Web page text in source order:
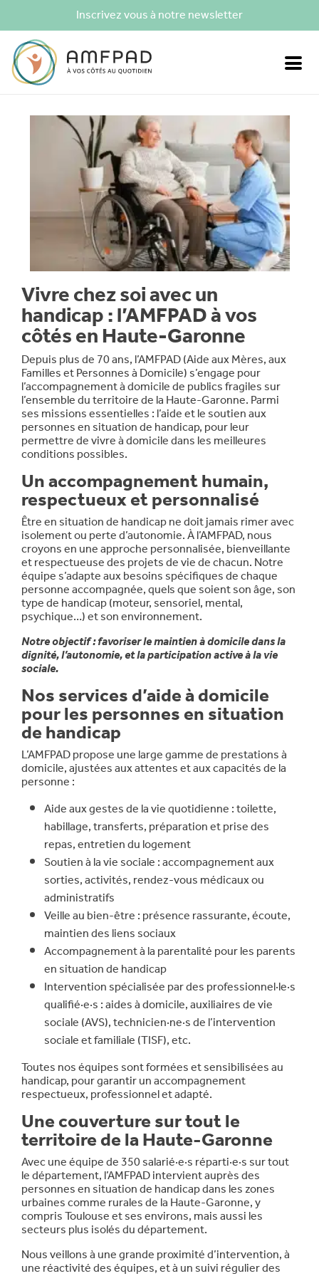
Inscrivez vous à notre newsletter
Vivre chez soi avec un
handicap : l’AMFPAD à vos
côtés en Haute-Garonne
Depuis plus de 70 ans, l’AMFPAD (Aide aux Mères, aux
Familles et Personnes à Domicile) s’engage pour
l’accompagnement à domicile de publics fragiles sur
l’ensemble du territoire de la Haute-Garonne. Parmi
ses missions essentielles : l’aide et le soutien aux
personnes en situation de handicap, pour leur
permettre de vivre à domicile dans les meilleures
conditions possibles.
Un accompagnement humain,
respectueux et personnalisé
Être en situation de handicap ne doit jamais rimer avec
isolement ou perte d’autonomie. À l’AMFPAD, nous
croyons en une approche personnalisée, bienveillante
et respectueuse des projets de vie de chacun. Notre
équipe s’adapte aux besoins spécifiques de chaque
personne accompagnée, quels que soient son âge, son
type de handicap (moteur, sensoriel, mental,
psychique…) et son environnement.
Notre objectif : favoriser le maintien à domicile dans la
dignité, l’autonomie, et la participation active à la vie
sociale.
Nos services d’aide à domicile
pour les personnes en situation
de handicap
L’AMFPAD propose une large gamme de prestations à
domicile, ajustées aux attentes et aux capacités de la
personne :
Aide aux gestes de la vie quotidienne : toilette,
habillage, transferts, préparation et prise des
repas, entretien du logement
Soutien à la vie sociale : accompagnement aux
sorties, activités, rendez-vous médicaux ou
administratifs
Veille au bien-être : présence rassurante, écoute,
maintien des liens sociaux
Accompagnement à la parentalité pour les parents
en situation de handicap
Intervention spécialisée par des professionnel·le·s
qualifié·e·s : aides à domicile, auxiliaires de vie
sociale (AVS), technicien·ne·s de l’intervention
sociale et familiale (TISF), etc.
Toutes nos équipes sont formées et sensibilisées au
handicap, pour garantir un accompagnement
respectueux, professionnel et adapté.
Une couverture sur tout le
territoire de la Haute-Garonne
Avec une équipe de 350 salarié·e·s réparti·e·s sur tout
le département, l’AMFPAD intervient auprès des
personnes en situation de handicap dans les zones
urbaines comme rurales de la Haute-Garonne, y
compris Toulouse et ses environs, mais aussi les
secteurs plus isolés du département.
Nous veillons à une grande proximité d’intervention, à
une réactivité des équipes, et à un suivi régulier des